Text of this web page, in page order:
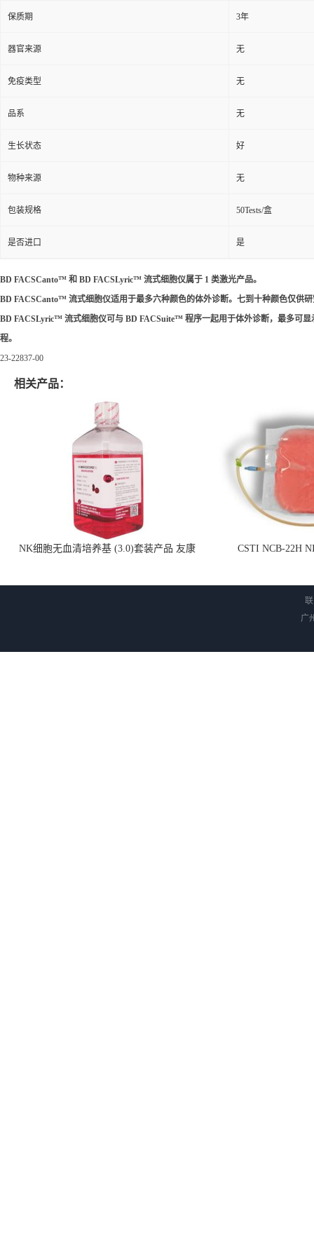
保质期 3年
器官来源 无
免疫类型 无
品系 无
生长状态 好
物种来源 无
包装规格 50Tests/盒
是否进口 是
BD FACSCanto™ 和 BD FACSLyric™ 流式细胞仪属于 1 类激光产品。
BD FACSCanto™ 流式细胞仪适用于最多六种颜色的体外诊断。七到十种颜色仅供
BD FACSLyric™ 流式细胞仪可与 BD FACSuite™ 程序一起用于体外诊断，最多可
程。
23-22837-00
相关产品：
NK细胞无血清培养基 (3.0)套装产品 友康
CSTI NCB-22H
广